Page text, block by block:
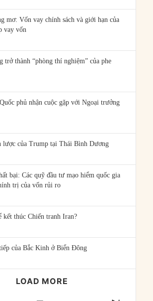
mơ: Vốn vay chính sách và giới hạn của
vay vốn
trở thành “phòng thí nghiệm” của phe
phủ nhận cuộc gặp với Ngoại trưởng
lược của Trump tại Thái Bình Dương
bại: Các quỹ đầu tư mạo hiểm quốc gia
trị của vốn rủi ro
kết thúc Chiến tranh Iran?
của Bắc Kinh ở Biển Đông
LOAD MORE